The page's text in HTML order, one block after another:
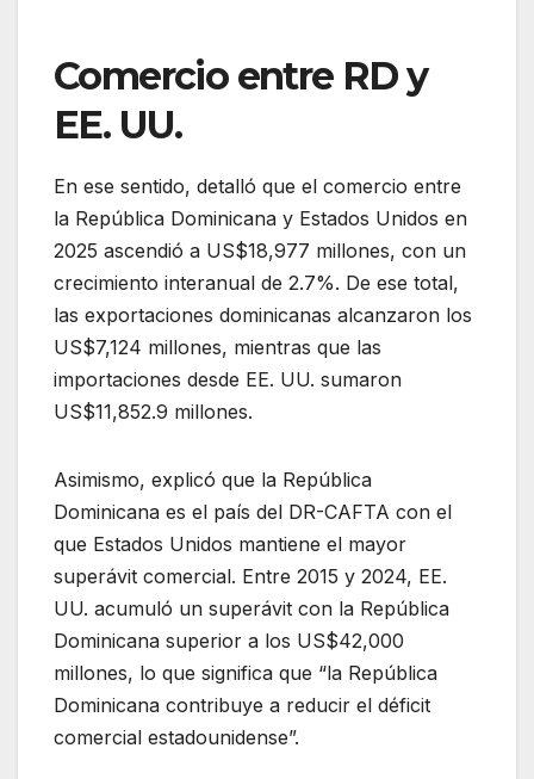
Comercio entre RD y
EE. UU.
En ese sentido, detalló que el comercio entre
la República Dominicana y Estados Unidos en
2025 ascendió a US$18,977 millones, con un
crecimiento interanual de 2.7%. De ese total,
las exportaciones dominicanas alcanzaron los
US$7,124 millones, mientras que las
importaciones desde EE. UU. sumaron
US$11,852.9 millones.
Asimismo, explicó que la República
Dominicana es el país del DR-CAFTA con el
que Estados Unidos mantiene el mayor
superávit comercial. Entre 2015 y 2024, EE.
UU. acumuló un superávit con la República
Dominicana superior a los US$42,000
millones, lo que significa que “la República
Dominicana contribuye a reducir el déficit
comercial estadounidense”.